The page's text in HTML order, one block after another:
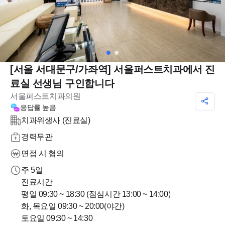
[서울 서대문구/가좌역] 서울퍼스트치과에서 진
료실 선생님 구인합니다
서울퍼스트치과의원
응답률 높음
치과위생사 (진료실)
경력무관
면접 시 협의
주 5일
진료시간
평일 09:30 ~ 18:30 (점심시간 13:00 ~ 14:00)
화, 목요일 09:30 ~ 20:00(야간)
토요일 09:30 ~ 14:30